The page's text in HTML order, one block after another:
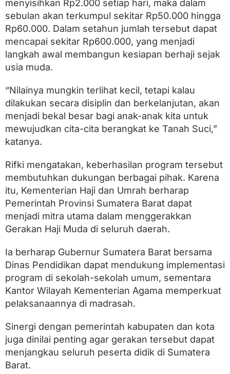
menyisihkan Rp2.000 setiap hari, maka dalam
sebulan akan terkumpul sekitar Rp50.000 hingga
Rp60.000. Dalam setahun jumlah tersebut dapat
mencapai sekitar Rp600.000, yang menjadi
langkah awal membangun kesiapan berhaji sejak
usia muda.
“Nilainya mungkin terlihat kecil, tetapi kalau
dilakukan secara disiplin dan berkelanjutan, akan
menjadi bekal besar bagi anak-anak kita untuk
mewujudkan cita-cita berangkat ke Tanah Suci,”
katanya.
Rifki mengatakan, keberhasilan program tersebut
membutuhkan dukungan berbagai pihak. Karena
itu, Kementerian Haji dan Umrah berharap
Pemerintah Provinsi Sumatera Barat dapat
menjadi mitra utama dalam menggerakkan
Gerakan Haji Muda di seluruh daerah.
Ia berharap Gubernur Sumatera Barat bersama
Dinas Pendidikan dapat mendukung implementasi
program di sekolah-sekolah umum, sementara
Kantor Wilayah Kementerian Agama memperkuat
pelaksanaannya di madrasah.
Sinergi dengan pemerintah kabupaten dan kota
juga dinilai penting agar gerakan tersebut dapat
menjangkau seluruh peserta didik di Sumatera
Barat.